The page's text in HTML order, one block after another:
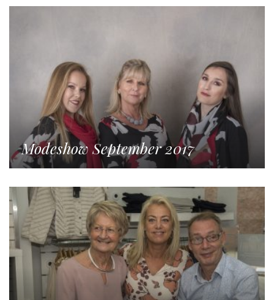
Modeshow September 2017